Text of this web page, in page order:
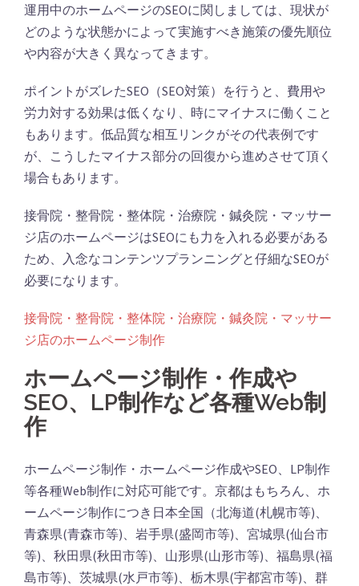
運用中のホームページのSEOに関しましては、現状が
どのような状態かによって実施すべき施策の優先順位
や内容が大きく異なってきます。
ポイントがズレたSEO（SEO対策）を行うと、費用や
労力対する効果は低くなり、時にマイナスに働くこと
もあります。低品質な相互リンクがその代表例です
が、こうしたマイナス部分の回復から進めさせて頂く
場合もあります。
接骨院・整骨院・整体院・治療院・鍼灸院・マッサー
ジ店のホームページはSEOにも力を入れる必要がある
ため、入念なコンテンツプランニングと仔細なSEOが
必要になります。
接骨院・整骨院・整体院・治療院・鍼灸院・マッサー
ジ店のホームページ制作
ホームページ制作・作成や
SEO、LP制作など各種Web制
作
ホームページ制作・ホームページ作成やSEO、LP制作
等各種Web制作に対応可能です。京都はもちろん、ホ
ームページ制作につき日本全国（北海道(札幌市等)、
青森県(青森市等)、岩手県(盛岡市等)、宮城県(仙台市
等)、秋田県(秋田市等)、山形県(山形市等)、福島県(福
島市等)、茨城県(水戸市等)、栃木県(宇都宮市等)、群